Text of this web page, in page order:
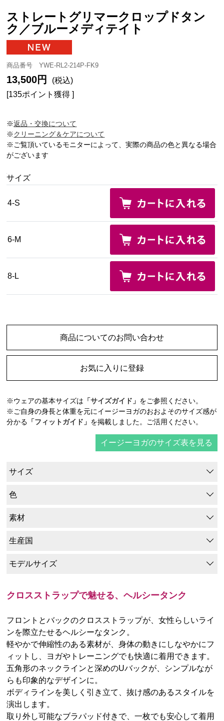
ストレートグリマークロップドタン
ク／ブルーメディテイト
商品番号 YWE-RL2-214P-FK9
13,500円
(税込)
[135ポイント獲得 ]
※返品・交換について
※クリーニング＆ケアについて
※ご覧頂いているモニターによって、実際の商品の色と異なる場合
がございます
サイズ
4-S
6-M
8-L
商品についてのお問い合わせ
お気に入りに登録
※ウェアの基本サイズは 「サイズガイド」 をご参照ください。
※ご自身の身長と体重を元にイージーヨガのおおよそのサイズ感が
分かる 「フィットガイド」 を掲載しました。ご活用ください。
イージーヨガのサイズ表を見る
サイズ
色
素材
生産国
モデルサイズ
クロスストラップで魅せる、ヘルシータンク
フロントとバックのクロスストラップが、女性らしいライ
ンを際立たせるヘルシーなタンク。
軽やかで伸縮性のある素材が、身体の動きにしなやかにフ
ィットし、ヨガやトレーニングでも快適に着用できます。
五角形のネックラインと深めのUバックが、シンプルなが
らも印象的なデザインに。
ボディラインを美しく引き立て、抜け感のあるスタイルを
演出します。
取り外し可能なブラパッド付きで、一枚でも安心して着用